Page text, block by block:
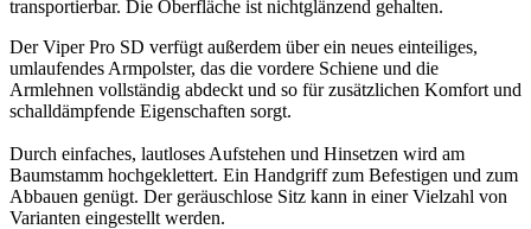
transportierbar. Die Oberfläche ist nichtglänzend gehalten.
Der Viper Pro SD verfügt außerdem über ein neues einteiliges,
umlaufendes Armpolster, das die vordere Schiene und die
Armlehnen vollständig abdeckt und so für zusätzlichen Komfort und
schalldämpfende Eigenschaften sorgt.
Durch einfaches, lautloses Aufstehen und Hinsetzen wird am
Baumstamm hochgeklettert. Ein Handgriff zum Befestigen und zum
Abbauen genügt. Der geräuschlose Sitz kann in einer Vielzahl von
Varianten eingestellt werden.